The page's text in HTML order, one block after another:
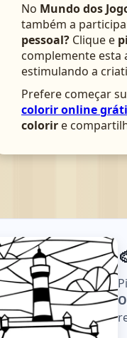
No Mundo dos
também a
pessoal? Clique e
complemente esta
estimulando a
Prefere começar
colorir online
colorir e